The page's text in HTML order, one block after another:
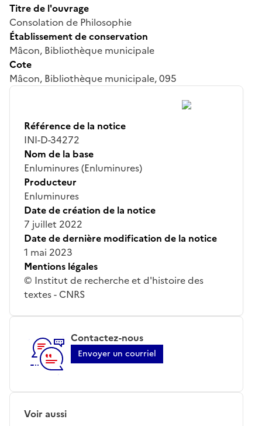
Titre de l'ouvrage
Consolation de Philosophie
Établissement de conservation
Mâcon, Bibliothèque municipale
Cote
Mâcon, Bibliothèque municipale, 095
Référence de la notice
INI-D-34272
Nom de la base
Enluminures (Enluminures)
Producteur
Enluminures
Date de création de la notice
7 juillet 2022
Date de dernière modification de la notice
1 mai 2023
Mentions légales
© Institut de recherche et d'histoire des
textes - CNRS
Contactez-nous
Envoyer un courriel
Voir aussi